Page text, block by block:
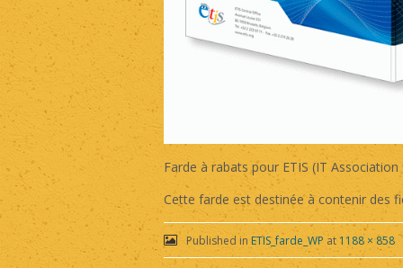
Farde à rabats pour ETIS (IT
Cette farde est destinée à contenir des
Published in ETIS_farde_WP at 1188 × 858